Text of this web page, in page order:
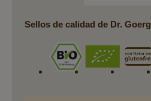
galería
Sellos de calidad de Dr. Goerg